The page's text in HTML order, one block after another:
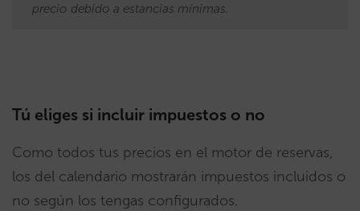
precio debido a estancias mínimas.
Tú eliges si incluir impuestos o no
Como todos tus precios en el motor de reservas,
los del calendario mostrarán impuestos incluidos o
no según los tengas configurados.